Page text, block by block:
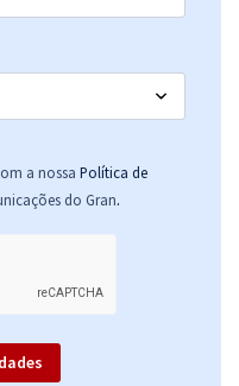
a nossa Política de
do Gran.